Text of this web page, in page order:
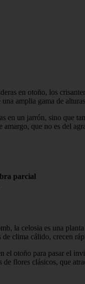
en otoño, los
amplia gama de
en un jarrón, sino que
que no es del
parcial
la celosia es una
de clima cálido, crecen
el otoño para pasar el
flores clásicos, que